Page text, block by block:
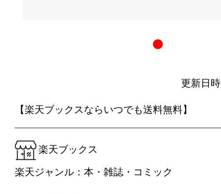
更新日
【楽天ブックスならいつでも送料無料】
楽天ブックス
楽天ジャンル：本・雑誌・コミック